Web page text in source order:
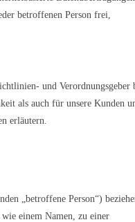
betroffenen Person frei,
und Verordnungsgeber
als auch für unsere Kunden
erläutern.
„betroffene Person“)
einem Namen, zu einer